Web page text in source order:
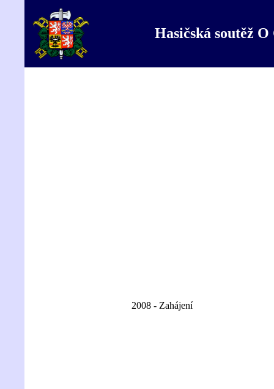
Hasičská soutěž O
2008 - Zahájení